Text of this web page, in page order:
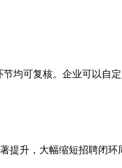
均可复核。企业可以自
提升，大幅缩短招聘闭